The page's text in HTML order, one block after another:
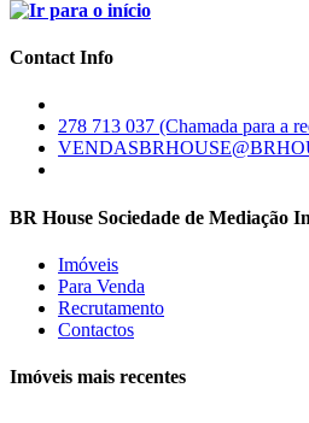
Contact Info
278 713 037 (Chamada para a
BR House Sociedade de Mediação
Imóveis
Para Venda
Recrutamento
Contactos
Imóveis mais recentes